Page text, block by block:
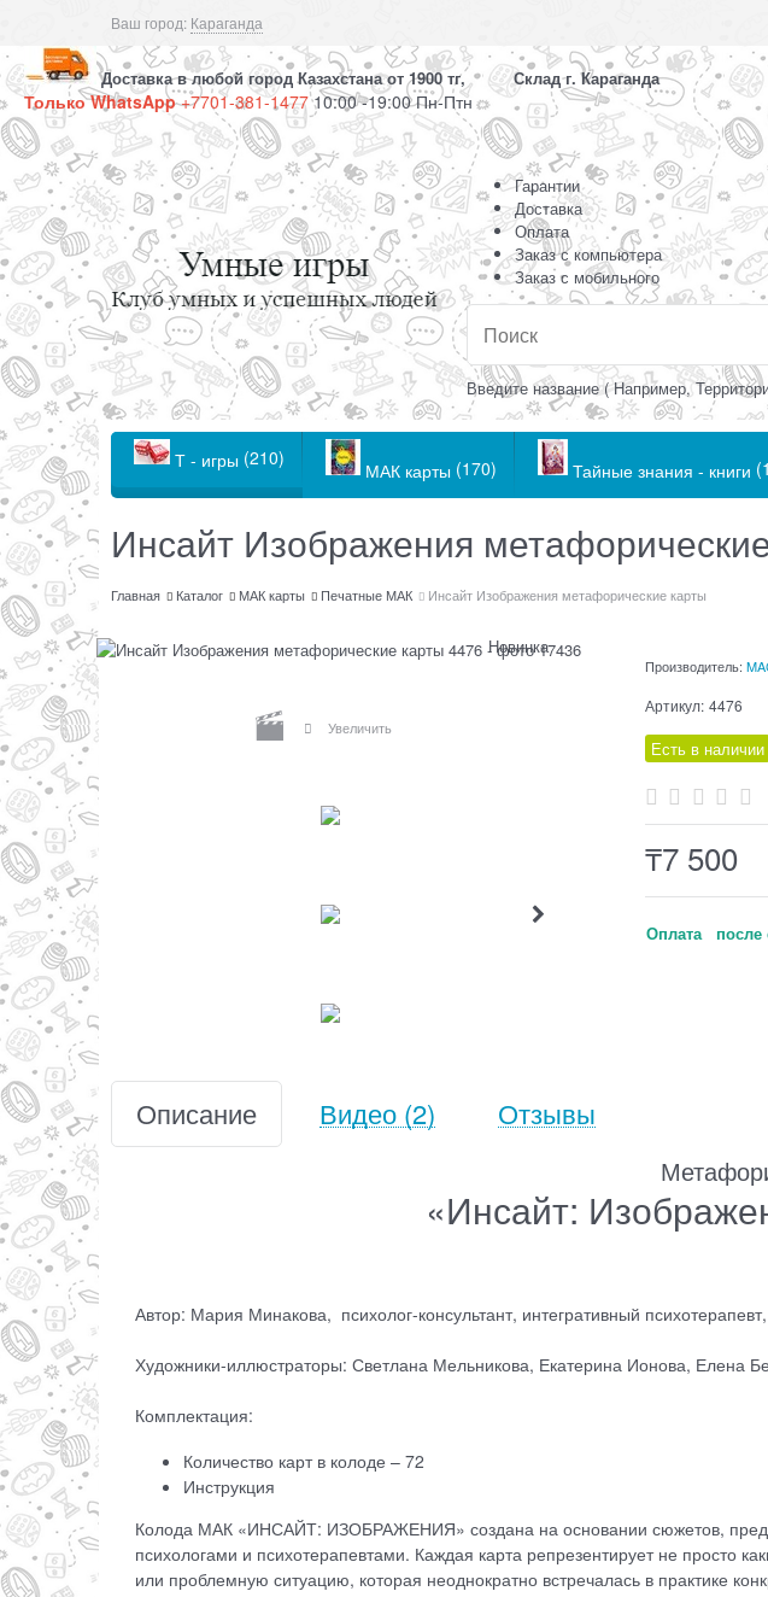
Ваш город: Караганда
Доставка в любой город Казахстана от 1900 тг, Склад г. Караганда
Только WhatsApp+7701-381-147710:00 -19:00 Пн-Птн
Гарантии
Доставка
Оплата
Заказ с компьютера
Заказ с мобильного
Введите название ( Например,
Т - игры (210)
МАК карты (170) Тайные знания - книги
Инсайт Изображения
Главная Каталог МАК карты Печатные МАК Инсайт Изображения метафорические карты
Новинка
Увеличить
Производитель:
Артикул: 4476
Есть в наличии
₸7 500
Оплата после
Описание Видео (2) Отзывы
«Инсайт:
Автор: Мария Минакова, психолог-консультант, интегративный
Художники-иллюстраторы: Светлана Мельникова, Екатерина Ионова, Елена
Комплектация:
Количество карт в колоде – 72
Инструкция
Колода МАК «ИНСАЙТ: ИЗОБРАЖЕНИЯ» создана на основании сюжетов,
психологами и психотерапевтами. Каждая карта репрезентирует не просто
или проблемную ситуацию, которая неоднократно встречалась в практике